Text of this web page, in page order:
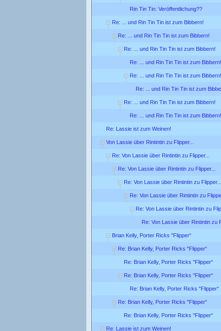
Rin Tin Tin: Veröffentlichung??
Re: ... und Rin Tin Tin ist zum Bibbern!
Re: ... und Rin Tin Tin ist zum Bibbern!
Re: ... und Rin Tin Tin ist zum Bibbern!
Re: ... und Rin Tin Tin ist zum Bibbern!
Re: ... und Rin Tin Tin ist zum Bibbern!
Re: ... und Rin Tin Tin ist zum
Re: ... und Rin Tin Tin ist zum Bibbern!
Re: ... und Rin Tin Tin ist zum Bibbern!
Re: Lassie ist zum Weinen!
Von Lassie über Rintintin zu Flipper...
Re: Von Lassie über Rintintin zu Flipper...
Re: Von Lassie über Rintintin zu Flipper...
Re: Von Lassie über Rintintin zu Flipper...
Re: Von Lassie über Rintintin zu
Re: Von Lassie über Rintintin zu
Re: Von Lassie über Rintintin zu
Brian Kelly, Porter Ricks "Flipper“
Re: Brian Kelly, Porter Ricks "Flipper“
Re: Brian Kelly, Porter Ricks "Flipper“
Re: Brian Kelly, Porter Ricks "Flipper“
Re: Brian Kelly, Porter Ricks "Flipper“
Re: Brian Kelly, Porter Ricks "Flipper“
Re: Brian Kelly, Porter Ricks "Flipper“
Re: Lassie ist zum Weinen!